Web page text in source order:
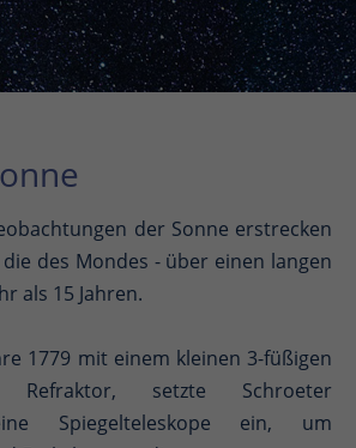
der Sonne erstrecken
des Mondes - über einen langen
als 15 Jahren.
1779 mit einem kleinen 3-füßigen
Refraktor, setzte Schroeter
Spiegelteleskope ein, um